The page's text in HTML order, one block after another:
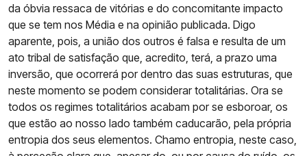
da óbvia ressaca de vitórias e do concomitante impacto
que se tem nos Média e na opinião publicada. Digo
aparente, pois, a união dos outros é falsa e resulta de um
ato tribal de satisfação que, acredito, terá, a prazo uma
inversão, que ocorrerá por dentro das suas estruturas, que
neste momento se podem considerar totalitárias. Ora se
todos os regimes totalitários acabam por se esboroar, os
que estão ao nosso lado também caducarão, pela própria
entropia dos seus elementos. Chamo entropia, neste caso,